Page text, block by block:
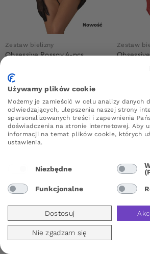
Nowość
Zestaw bielizny
Obsessive Rossay 4-pcs
179,99
L/XL, XXL/XXXL
Zestaw
LOVE DEAL
Używamy plików cookie
Możemy je zamieścić w celu analizy danych
odwiedzających, ulepszenia naszej strony
spersonalizowanych treści i zapewnienia
doświadczenia na stronie internetowej. Aby
informacji na temat plików cookie, których
ustawienia.
Niezbędne
Funkcjonalne
Dostosuj
Nie zgadzam się